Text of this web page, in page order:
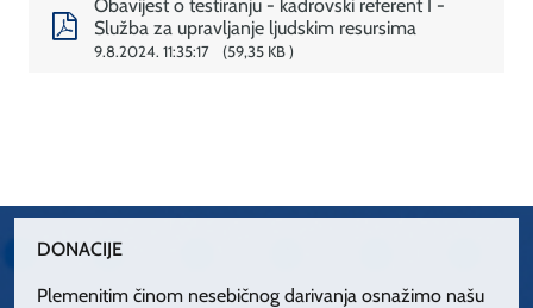
Obavijest o testiranju - kadrovski referent I -
Služba za upravljanje ljudskim resursima
9.8.2024. 11:35:17 59,35 KB
DONACIJE
Plemenitim činom nesebičnog darivanja osnažimo našu